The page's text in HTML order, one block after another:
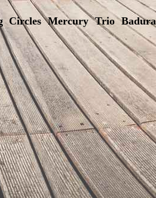
Circles Mercury Trio Badura